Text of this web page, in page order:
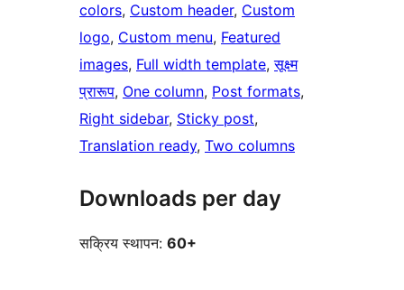
colors, Custom header, Custom
logo, Custom menu, Featured
images, Full width template, सूक्ष्म
प्रारूप, One column, Post formats
Right sidebar, Sticky post
Translation ready, Two columns
Downloads per day
सक्रिय स्थापन: 60+